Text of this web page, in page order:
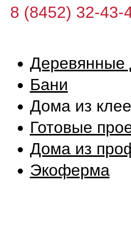
8 (8452) 32-43-
Деревянные
Бани
Дома из
Готовые
Дома из
Экоферма